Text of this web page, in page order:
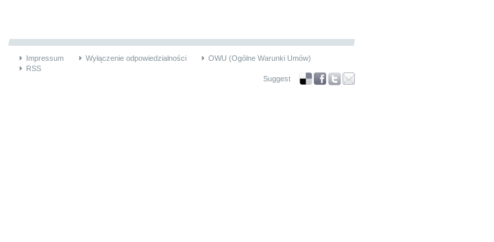
Impressum Wyłączenie odpowiedzialności
OWU (Ogólne Warunki Umów)
RSS
Suggest